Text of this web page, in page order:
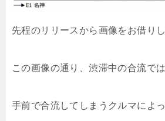
先程のリリースから画像をお借りし
この画像の通り、渋滞中の合流では
手前で合流してしまうクルマによっ